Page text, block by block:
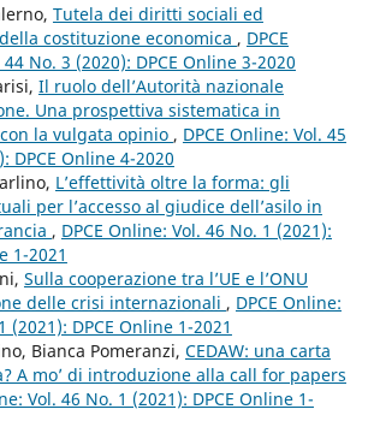
Tutela dei diritti sociali ed
costituzione economica , DPCE
No. 3 (2020): DPCE Online 3-2020
Il ruolo dell’Autorità nazionale
Una prospettiva sistematica in
la vulgata opinio , DPCE Online: Vol. 45
DPCE Online 4-2020
L’effettività oltre la forma: gli
per l’accesso al giudice dell’asilo in
, DPCE Online: Vol. 46 No. 1 (2021):
1-2021
Sulla cooperazione tra l’UE e l’ONU
delle crisi internazionali , DPCE Online:
(2021): DPCE Online 1-2021
Bianca Pomeranzi, CEDAW: una carta
A mo’ di introduzione alla call for papers
Vol. 46 No. 1 (2021): DPCE Online 1-